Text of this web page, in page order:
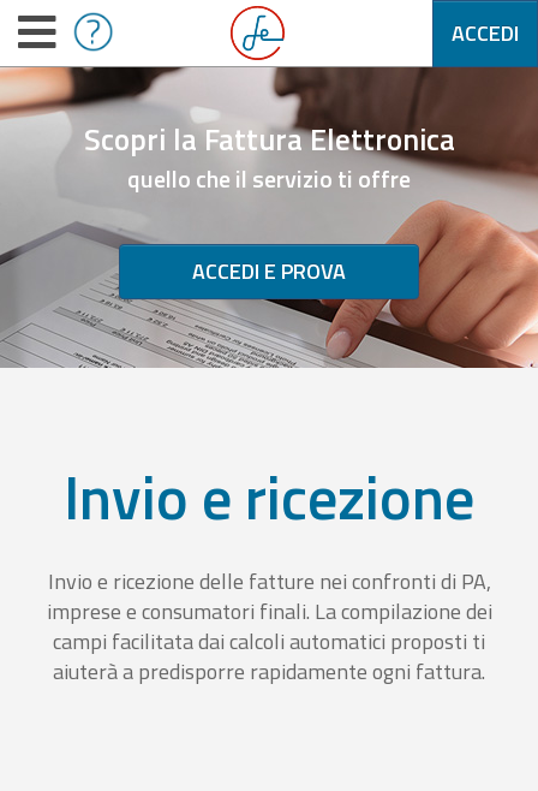
ACCEDI
Scopri la Fattura Elettronica
quello che il servizio ti offre
ACCEDI E PROVA
Invio e ricezione
Invio e ricezione delle fatture nei confronti di PA,
imprese e consumatori finali. La compilazione dei
campi facilitata dai calcoli automatici proposti ti
aiuterà a predisporre rapidamente ogni fattura.